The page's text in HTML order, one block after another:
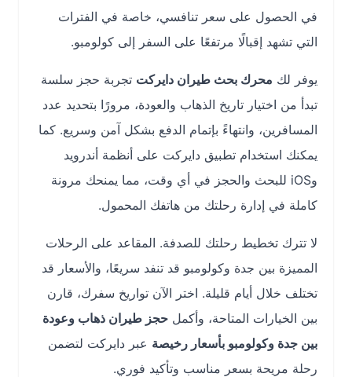
في الحصول على سعر تنافسي، خاصة في الفترات
التي تشهد إقبالًا مرتفعًا على السفر إلى كولومبو.
يوفر لكمحرك بحث طيران دايركتتجربة حجز سلسة
تبدأ من اختيار تاريخ الذهاب والعودة، مرورًا بتحديد عدد
المسافرين، وانتهاءً بإتمام الدفع بشكل آمن وسريع. كما
يمكنك استخدام تطبيق دايركت على أنظمة أندرويد
وiOS للبحث والحجز في أي وقت، مما يمنحك مرونة
كاملة في إدارة رحلتك من هاتفك المحمول.
لا تترك تخطيط رحلتك للصدفة. المقاعد على الرحلات
المميزة بين جدة وكولومبو قد تنفد سريعًا، والأسعار قد
تختلف خلال أيام قليلة. اختر الآن تواريخ سفرك، قارن
بين الخيارات المتاحة، وأكملحجز طيران ذهاب وعودة
بين جدة وكولومبو بأسعار رخيصة عبر دايركت لتضمن
رحلة مريحة بسعر مناسب وتأكيد فوري.